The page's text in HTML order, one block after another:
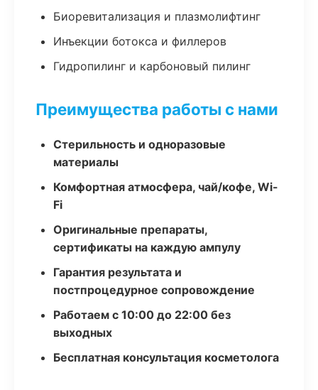
Биоревитализация и плазмолифтинг
Инъекции ботокса и филлеров
Гидропилинг и карбоновый пилинг
Преимущества работы с нами
Стерильность и одноразовые
материалы
Комфортная атмосфера, чай/кофе, Wi-
Fi
Оригинальные препараты,
сертификаты на каждую ампулу
Гарантия результата и
постпроцедурное сопровождение
Работаем с 10:00 до 22:00 без
выходных
Бесплатная консультация косметолога